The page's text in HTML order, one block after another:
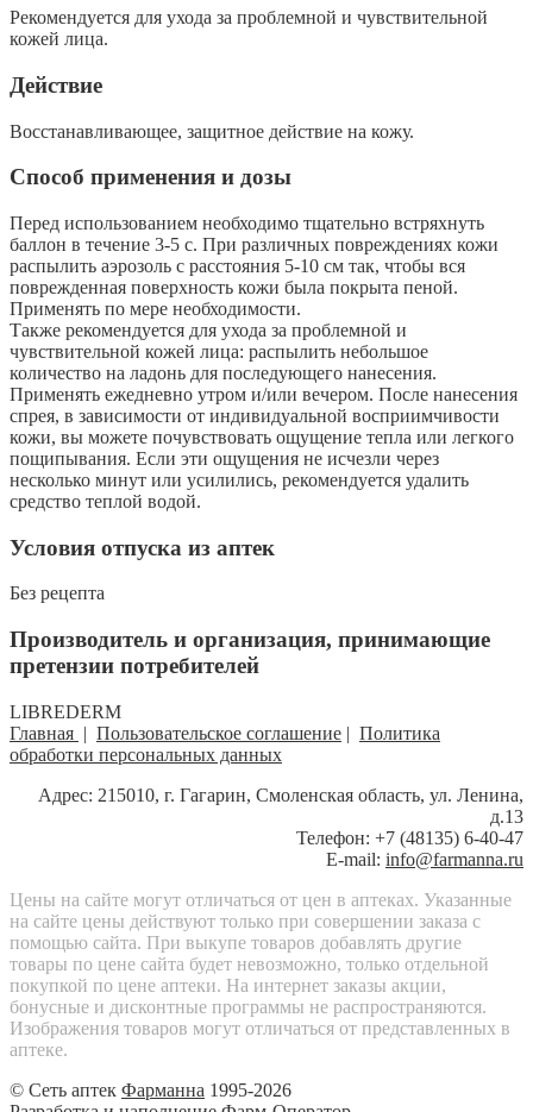
Рекомендуется для ухода за проблемной и чувствительной
кожей лица.
Действие
Восстанавливающее, защитное действие на кожу.
Способ применения и дозы
Перед использованием необходимо тщательно встряхнуть
баллон в течение 3-5 с. При различных повреждениях кожи
распылить аэрозоль с расстояния 5-10 см так, чтобы вся
поврежденная поверхность кожи была покрыта пеной.
Применять по мере необходимости.
Также рекомендуется для ухода за проблемной и
чувствительной кожей лица: распылить небольшое
количество на ладонь для последующего нанесения.
Применять ежедневно утром и/или вечером. После нанесения
спрея, в зависимости от индивидуальной восприимчивости
кожи, вы можете почувствовать ощущение тепла или легкого
пощипывания. Если эти ощущения не исчезли через
несколько минут или усилились, рекомендуется удалить
средство теплой водой.
Условия отпуска из аптек
Без рецепта
Производитель и организация, принимающие
претензии потребителей
LIBREDERM
Главная | Пользовательское соглашение | Политика
обработки персональных данных
Адрес: 215010, г. Гагарин, Смоленская область, ул. Ленина,
д.13
Телефон: +7 (48135) 6-40-47
E-mail: info@farmanna.ru
Цены на сайте могут отличаться от цен в аптеках. Указанные
на сайте цены действуют только при совершении заказа с
помощью сайта. При выкупе товаров добавлять другие
товары по цене сайта будет невозможно, только отдельной
покупкой по цене аптеки. На интернет заказы акции,
бонусные и дисконтные программы не распространяются.
Изображения товаров могут отличаться от представленных в
аптеке.
© Сеть аптек Фарманна 1995-2026